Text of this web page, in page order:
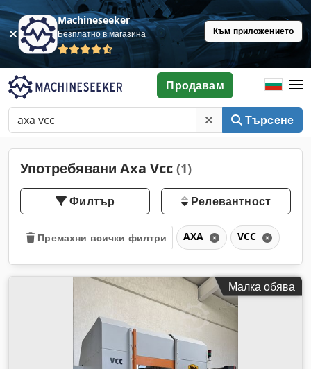
Machineseeker
Безплатно в магазина Към приложението
Търсене
Продавам
Употребявани Axa Vcc (1)
Филтър Релевантност
Премахни всички филтри AXA VCC
Малка обява